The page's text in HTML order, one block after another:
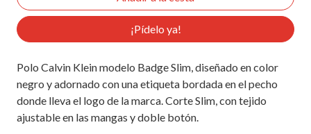
¡Pídelo ya!
Polo Calvin Klein modelo Badge Slim, diseñado en color
negro y adornado con una etiqueta bordada en el pecho
donde lleva el logo de la marca. Corte Slim, con tejido
ajustable en las mangas y doble botón.